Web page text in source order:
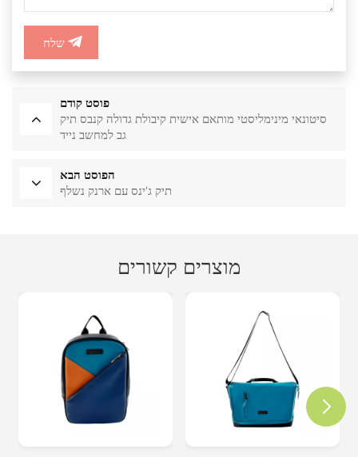
שלח
פוסט קודם
סיטונאי מינימליסטי מותאם אישית קיבולת גדולה קנבס תיק
גב למחשב נייד
הפוסט הבא
תיק ג'ינס עם ארנק נשלף
מוצרים קשורים